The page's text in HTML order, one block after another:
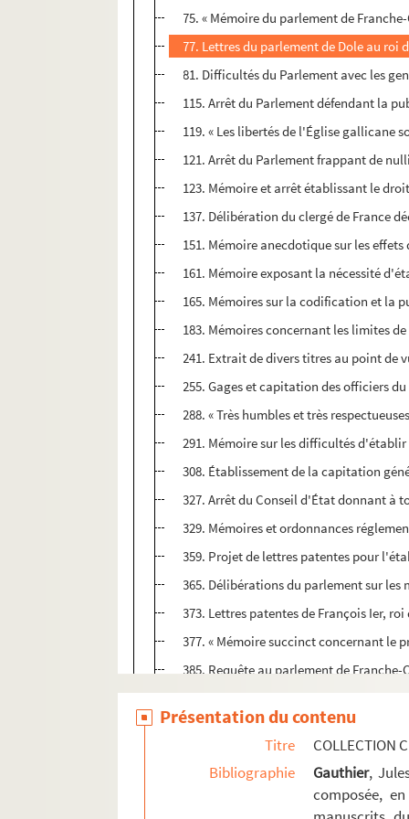
75. « Mémoire du parlement de
77. Lettres du parlement de Dole au roi
81. Difficultés du Parlement avec les
115. Arrêt du Parlement défendant la
119. « Les libertés de l'Église gallicane
121. Arrêt du Parlement frappant de
123. Mémoire et arrêt établissant le
137. Délibération du clergé de France
151. Mémoire anecdotique sur les
161. Mémoire exposant la nécessité
165. Mémoires sur la codification et la
183. Mémoires concernant les limites
241. Extrait de divers titres au point de
255. Gages et capitation des officiers
288. « Très humbles et très
291. Mémoire sur les difficultés
308. Établissement de la capitation
327. Arrêt du Conseil d'État donnant à
329. Mémoires et ordonnances
359. Projet de lettres patentes pour
365. Délibérations du parlement sur les
373. Lettres patentes de François Ier,
377. « Mémoire succinct concernant le
385. Requête au parlement de
389. Lettres patentes supprimant
393. Remarques sur l'application à la
399. « Mémoire... au sujet de la rareté
413. Mémoire des anciennes familles
417. Mémoire de la ville de Besançon
Présentation du contenu
Titre
COLLECTION
Bibliographie
Gauthier,
composée,